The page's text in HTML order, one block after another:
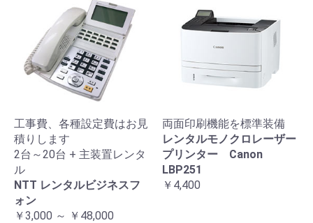
工事費、各種設定費はお見
積りします
2台～20台 + 主装置レンタ
ル
NTT レンタルビジネスフ
ォン
￥3,000 ～ ￥48,000
両面印刷機能を標準装備
レンタルモノクロレーザー
プリンター Canon
LBP251
￥4,400